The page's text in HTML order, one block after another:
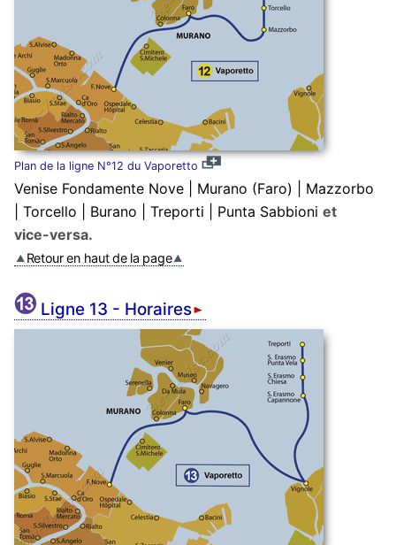
Plan de la ligne N°12 du Vaporetto
Venise Fondamente Nove | Murano (Faro) | Mazzorbo
| Torcello | Burano | Treporti | Punta Sabbioni et
vice-versa.
Retour en haut de la page
Ligne 13 - Horaires